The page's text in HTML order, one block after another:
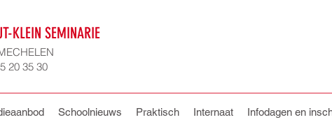
KLEIN SEMINARIE
20 35 30
Schoolnieuws Praktisch Internaat Infodagen en